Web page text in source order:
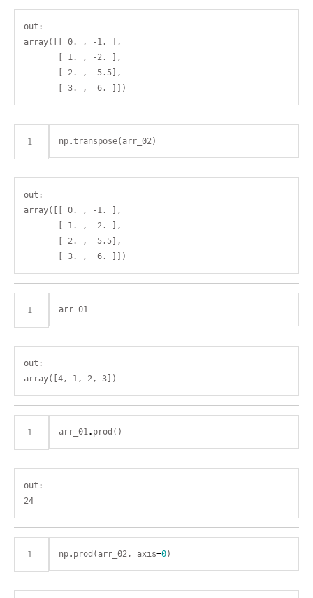
out:
array([[ 0. , -1. ],
       [ 1. , -2. ],
       [ 2. ,  5.5],
1 np.
out:
array([[ 0. , -1. ],
       [ 1. , -2. ],
       [ 2. ,  5.5],
1 arr_01
out:
1 arr_01.
out:
24
1 np. prod(arr_02, axis=0